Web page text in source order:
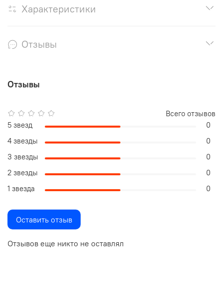
Характеристики
Отзывы
Отзывы
Отзывов еще никто не оставлял
Всего отзывов
5 звезд
0
4 звезды
0
3 звезды
0
2 звезды
0
1 звезда
0
Оставить отзыв